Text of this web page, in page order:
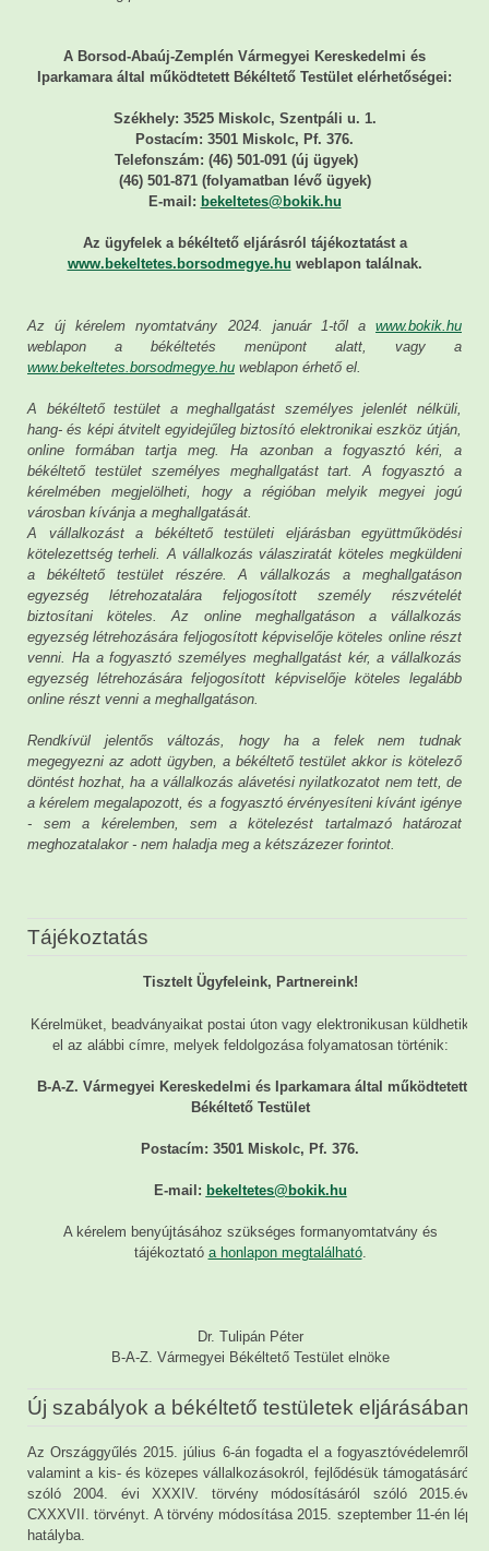
A Borsod-Abaúj-Zemplén Vármegyei Kereskedelmi és
Iparkamara által működtetett Békéltető Testület elérhetőségei:
Székhely: 3525 Miskolc, Szentpáli u. 1.
Postacím: 3501 Miskolc, Pf. 376.
Telefonszám: (46) 501-091 (új ügyek)
(46) 501-871 (folyamatban lévő ügyek)
E-mail: bekeltetes@bokik.hu
Az ügyfelek a békéltető eljárásról tájékoztatást a
www.bekeltetes.borsodmegye.hu weblapon találnak.
Az új kérelem nyomtatvány 2024. január 1-től a www.bokik.hu
weblapon a békéltetés menüpont alatt, vagy a
www.bekeltetes.borsodmegye.hu weblapon érhető el.
A békéltető testület a meghallgatást személyes jelenlét nélküli,
hang- és képi átvitelt egyidejűleg biztosító elektronikai eszköz útján,
online formában tartja meg. Ha azonban a fogyasztó kéri, a
békéltető testület személyes meghallgatást tart. A fogyasztó a
kérelmében megjelölheti, hogy a régióban melyik megyei jogú
városban kívánja a meghallgatását.
A vállalkozást a békéltető testületi eljárásban együttműködési
kötelezettség terheli. A vállalkozás válasziratát köteles megküldeni
a békéltető testület részére. A vállalkozás a meghallgatáson
egyezség létrehozatalára feljogosított személy részvételét
biztosítani köteles. Az online meghallgatáson a vállalkozás
egyezség létrehozására feljogosított képviselője köteles online részt
venni. Ha a fogyasztó személyes meghallgatást kér, a vállalkozás
egyezség létrehozására feljogosított képviselője köteles legalább
online részt venni a meghallgatáson.
Rendkívül jelentős változás, hogy ha a felek nem tudnak
megegyezni az adott ügyben, a békéltető testület akkor is kötelező
döntést hozhat, ha a vállalkozás alávetési nyilatkozatot nem tett, de
a kérelem megalapozott, és a fogyasztó érvényesíteni kívánt igénye
- sem a kérelemben, sem a kötelezést tartalmazó határozat
meghozatalakor - nem haladja meg a kétszázezer forintot.
Tájékoztatás
Tisztelt Ügyfeleink, Partnereink!
Kérelmüket, beadványaikat postai úton vagy elektronikusan küldhetik
el az alábbi címre, melyek feldolgozása folyamatosan történik:
B-A-Z. Vármegyei Kereskedelmi és Iparkamara által működtetett
Békéltető Testület
Postacím: 3501 Miskolc, Pf. 376.
E-mail: bekeltetes@bokik.hu
A kérelem benyújtásához szükséges formanyomtatvány és
tájékoztató a honlapon megtalálható.
Dr. Tulipán Péter
B-A-Z. Vármegyei Békéltető Testület elnöke
Új szabályok a békéltető testületek eljárásában
Az Országgyűlés 2015. július 6-án fogadta el a fogyasztóvédelemről,
valamint a kis- és közepes vállalkozásokról, fejlődésük támogatásáról
szóló 2004. évi XXXIV. törvény módosításáról szóló 2015.évi
CXXXVII. törvényt. A törvény módosítása 2015. szeptember 11-én lép
hatályba.